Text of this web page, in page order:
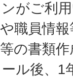
がご利
職員情
の書類
ル後、1